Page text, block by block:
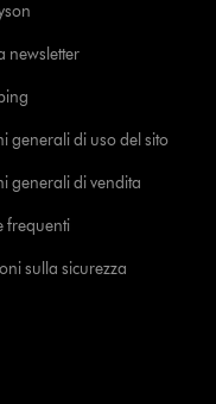
newsletter
generali di uso del sito
generali di vendita
frequenti
sulla sicurezza